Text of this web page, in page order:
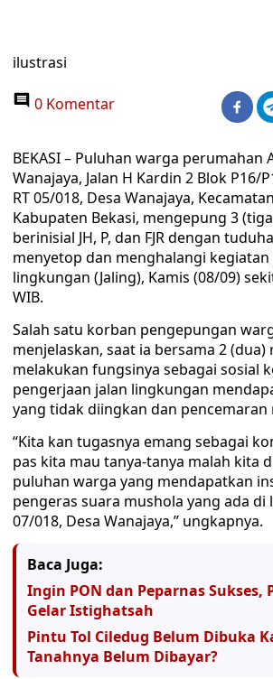
ilustrasi
0 Komentar
BEKASI – Puluhan warga perumahan
Wanajaya, Jalan H Kardin 2 Blok P16/
RT 05/018, Desa Wanajaya,
Kabupaten Bekasi, mengepung 3
berinisial JH, P, dan FJR dengan
menyetop dan menghalangi
lingkungan (Jaling), Kamis (08/09)
WIB.
Salah satu korban pengepungan
menjelaskan, saat ia bersama 2 (dua)
melakukan fungsinya sebagai sosial
pengerjaan jalan lingkungan
yang tidak diingkan dan pencemaran
“Kita kan tugasnya emang sebagai
pas kita mau tanya-tanya malah kita
puluhan warga yang mendapatkan
pengeras suara mushola yang ada di
07/018, Desa Wanajaya,” ungkapnya.
Baca Juga:
Ingin PON dan Peparnas Sukses,
Gelar Istighatsah
Pintu Tol Ciledug Belum Dibuka
Tanahnya Belum Dibayar?